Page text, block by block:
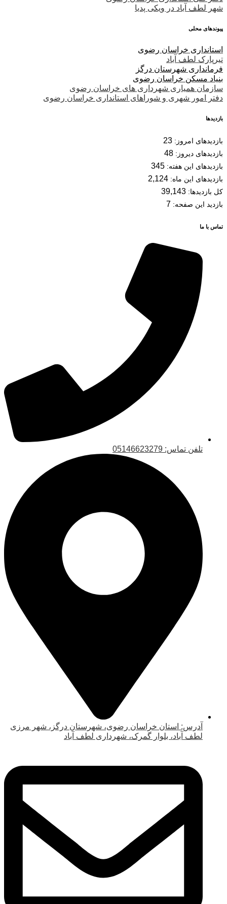
شهر لطف آباد در ویکی پدیا
پیوندهای محلی
استانداری خراسان رضوی
تیرپارک لطف آباد
فرمانداری شهرستان درگز
بنیاد مسکن خراسان رضوی
سازمان همیاری شهرداری های خراسان رضوی
دفتر امور شهری و شوراهای استانداری خراسان رضوی
بازدیدها
بازدیدهای امروز: 23
بازدیدهای دیروز: 48
بازدیدهای این هفته: 345
بازدیدهای این ماه: 2,124
کل بازدیدها: 39,143
بازدید این صفحه: 7
تماس با ما
تلفن تماس: 05146623279
آدرس: استان خراسان رضوی، شهرستان درگز، شهر مرزی
لطف آباد، بلوار گمرک، شهرداری لطف آباد